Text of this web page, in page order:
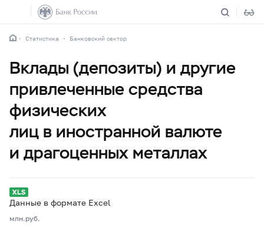
Статистика Банковский сектор
Вклады (депозиты) и другие
привлеченные средства
физических
лиц в иностранной валюте
и драгоценных металлах
Данные в формате Excel
млн.руб.